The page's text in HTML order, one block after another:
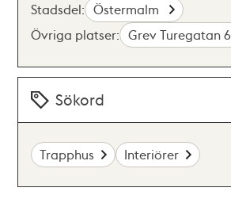
Stadsdel: Östermalm
Övriga platser: Grev Turegatan 6
Sökord
Trapphus Interiörer